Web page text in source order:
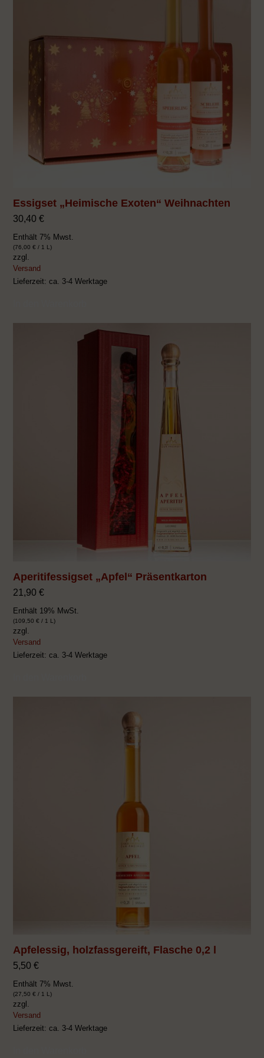
Essigset „Heimische Exoten“ Weihnachten
30,40€
Enthält 7% Mwst.
(76,00€ / 1 L)
zzgl.
Versand
Lieferzeit: ca. 3-4 Werktage
Aperitifessigset „Apfel“ Präsentkarton
21,90€
Enthält 19% MwSt.
(109,50€ / 1 L)
zzgl.
Versand
Lieferzeit: ca. 3-4 Werktage
Apfelessig, holzfassgereift, Flasche 0,2 l
5,50€
Enthält 7% Mwst.
(27,50€ / 1 L)
zzgl.
Versand
Lieferzeit: ca. 3-4 Werktage